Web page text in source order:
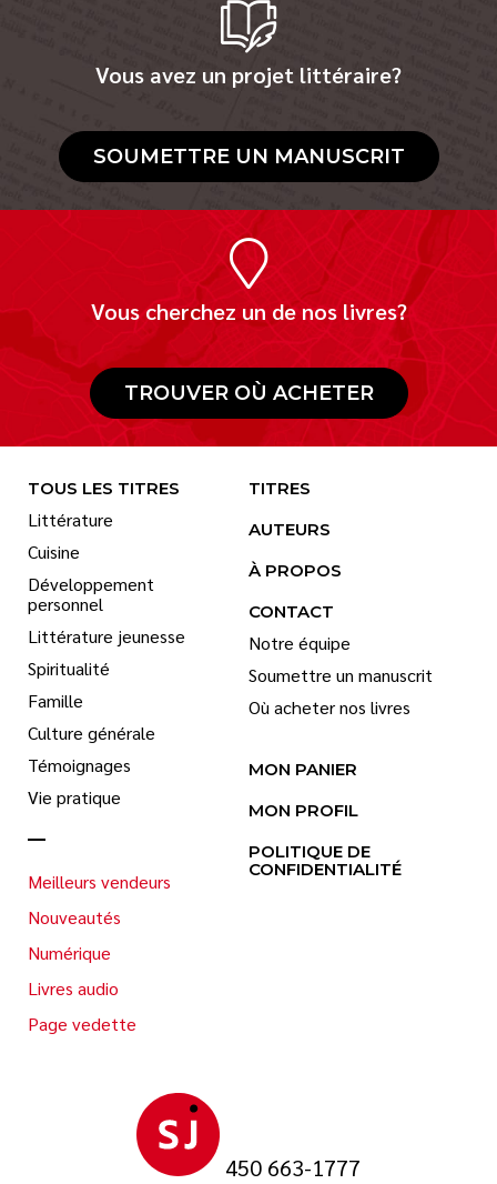
Vous avez un projet littéraire?
SOUMETTRE UN MANUSCRIT
Vous cherchez un de nos livres?
TROUVER OÙ ACHETER
450 663-1777
TOUS LES TITRES
Littérature
Cuisine
Développement
personnel
Littérature jeunesse
Spiritualité
Famille
Culture générale
Témoignages
Vie pratique
Meilleurs vendeurs
Nouveautés
Numérique
Livres audio
Page vedette
TITRES
AUTEURS
À PROPOS
CONTACT
Notre équipe
Soumettre un manuscrit
Où acheter nos livres
MON PANIER
MON PROFIL
POLITIQUE DE
CONFIDENTIALITÉ